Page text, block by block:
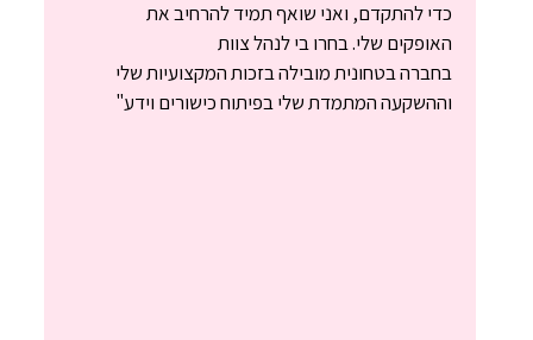
כדי להתקדם, ואני שואף תמיד להרחיב את
האופקים שלי. בחרו בי לנהל צוות
בחברה בטחונית מובילה בזכות המקצועיות שלי
וההשקעה המתמדת שלי בפיתוח כישורים וידע"